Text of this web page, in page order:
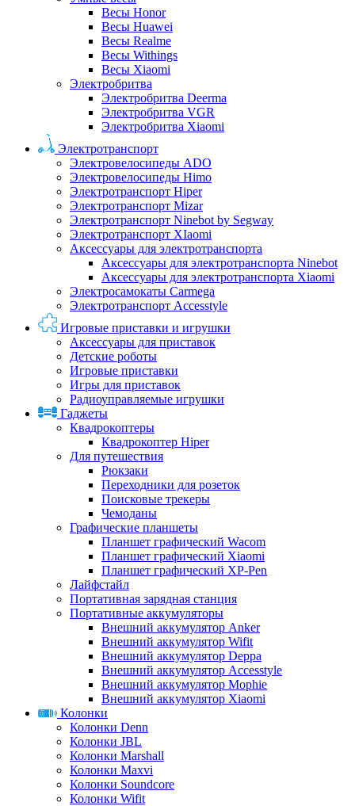
Весы Honor
Весы Huawei
Весы Realme
Весы Withings
Весы Xiaomi
Электробритва
Электробритва Deerma
Электробритва VGR
Электробритва Xiaomi
Электротранспорт
Электровелосипеды ADO
Электровелосипеды Himo
Электротранспорт Hiper
Электротранспорт Mizar
Электротранспорт Ninebot by Segway
Электротранспорт XIaomi
Аксессуары для электротранспорта
Аксессуары для электротранспорта Ninebot
Аксессуары для электротранспорта Xiaomi
Электросамокаты Carmega
Электротранспорт Accesstyle
Игровые приставки и игрушки
Аксессуары для приставок
Детские роботы
Игровые приставки
Игры для приставок
Радиоуправляемые игрушки
Гаджеты
Квадрокоптеры
Квадрокоптер Hiper
Для путешествия
Рюкзаки
Переходники для розеток
Поисковые трекеры
Чемоданы
Графические планшеты
Планшет графический Wacom
Планшет графический Xiaomi
Планшет графический XP-Pen
Лайфстайл
Портативная зарядная станция
Портативные аккумуляторы
Внешний аккумулятор Anker
Внешний аккумулятор Wifit
Внешний аккумулятор Deppa
Внешний аккумулятор Accesstyle
Внешний аккумулятор Mophie
Внешний аккумулятор Xiaomi
Колонки
Колонки Denn
Колонки JBL
Колонки Marshall
Колонки Maxvi
Колонки Soundcore
Колонки Wifit